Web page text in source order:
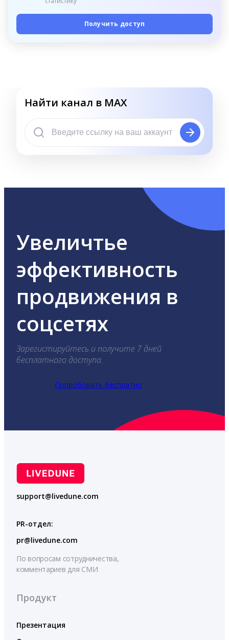
Получить доступ
Найти канал в MAX
Увеличтье
эффективность
продвижения в
соцсетях
Зарегистируйтесь и получите 7 дней
бесплатного доступа.
Попробовать бесплатно
support@livedune.com
PR-отдел:
pr@livedune.com
По вопросам сотрудничества,
комментариев для СМИ
Продукт
Презентация